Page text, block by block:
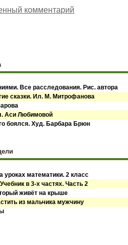
комментарий
Все расследования. Рис. автора
сказки. Ил. М. Митрофанова
Аси Любимовой
боялся. Худ. Барбара Брюн
уроках математики. 2 класс
в 3-х частях. Часть 2
живёт на крыше
из мальчика мужчину